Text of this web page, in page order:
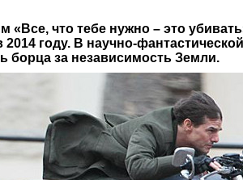
«Все, что тебе нужно – это
2014 году. В научно-
борца за независимость Земли.